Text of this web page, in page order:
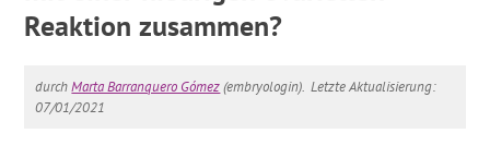
Reaktion zusammen?
durchMarta Barranquero Gómez(embryologin). Letzte Aktualisierung:
07/01/2021